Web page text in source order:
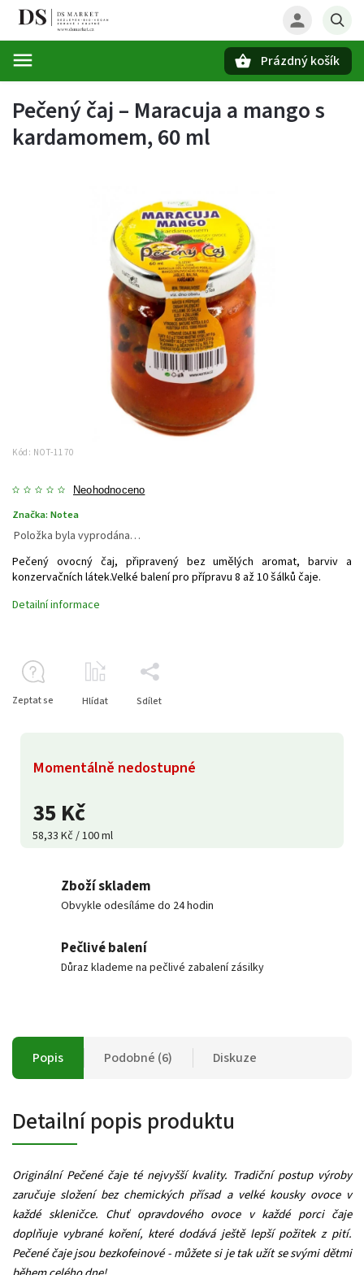
Prázdný košík
Pečený čaj – Maracuja a mango s
kardamomem, 60 ml
Kód: NOT-1170
Neohodnoceno
Značka: Notea
35 Kč
58,33 Kč / 100 ml
Momentálně nedostupné
Položka byla vyprodána…
Pečený ovocný čaj, připravený bez umělých aromat, barviv a
konzervačních látek.Velké balení pro přípravu 8 až 10 šálků čaje.
Detailní informace
Zeptat se Hlídat Sdílet
Zboží skladem
Obvykle odesíláme do 24 hodin
Pečlivé balení
Důraz klademe na pečlivé zabalení zásilky
Popis Podobné (6) Diskuze
Detailní popis produktu
Originální Pečené čaje té nejvyšší kvality. Tradiční postup výroby
zaručuje složení bez chemických přísad a velké kousky ovoce v
každé skleničce. Chuť opravdového ovoce v každé porci čaje
doplňuje vybrané koření, které dodává ještě lepší požitek z pití.
Pečené čaje jsou bezkofeinové - můžete si je tak užít se svými dětmi